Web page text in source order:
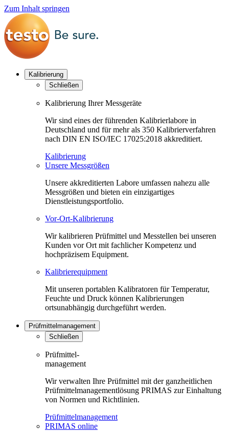
Zum Inhalt springen
Kalibrierung
Schließen
Kalibrierung Ihrer Messgeräte
Wir sind eines der führenden Kalibrierlabore in
Deutschland und für mehr als 350 Kalibrierverfahren
nach DIN EN ISO/IEC 17025:2018 akkreditiert.
Kalibrierung
Unsere Messgrößen
Unsere akkreditierten Labore umfassen nahezu alle
Messgrößen und bieten ein einzigartiges
Dienstleistungsportfolio.
Vor-Ort-Kalibrierung
Wir kalibrieren Prüfmittel und Messtellen bei unseren
Kunden vor Ort mit fachlicher Kompetenz und
hochpräzisem Equipment.
Kalibrierequipment
Mit unseren portablen Kalibratoren für Temperatur,
Feuchte und Druck können Kalibrierungen
ortsunabhängig durchgeführt werden.
Prüfmittelmanagement
Schließen
Prüfmittel-
management
Wir verwalten Ihre Prüfmittel mit der ganzheitlichen
Prüfmittelmanagementlösung PRIMAS zur Einhaltung
von Normen und Richtlinien.
Prüfmittelmanagement
PRIMAS online